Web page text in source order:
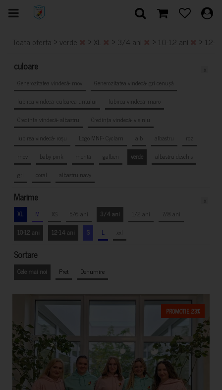
Toata oferta > verde > XL > 3/4 ani > 10-12 ani > 12-
culoare
Generozitatea vindecă- mov
Generozitatea vindecă- gri cenușă
Iubirea vindecă- culoarea untului
Iubirea vindecă- maro
Credința vindecă- albastru
Credința vindecă- vișiniu
Iubirea vindecă- roșu
Logo MNF- Cyclam alb albastru
roz
mov
baby pink mentă galben verde
albastru deschis
gri
coral albastru navy
Marime
XL M XS 5/6 ani 3/4 ani 1/2 ani
7/8 ani
10-12 ani
12-14 ani S L xxl
Sortare
Cele mai noi Pret Denumire
PROMOTIE 23%